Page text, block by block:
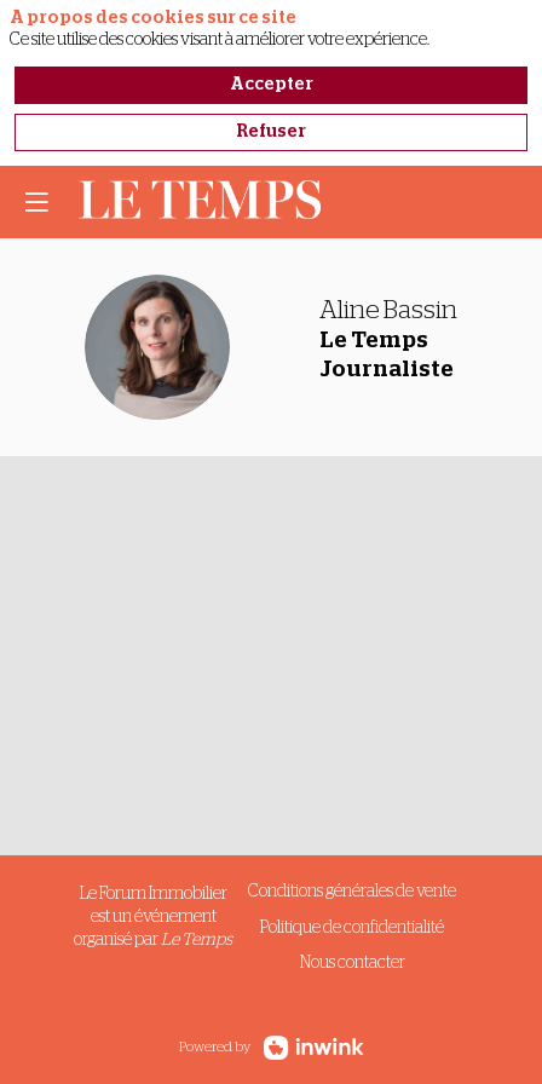
AB
Aline Bassin
Le Temps
Journaliste
Le Forum Immobilier
est un événement
organisé parLe Temps
Conditions générales de vente
Politique de confidentialité
Nous contacter
Powered by
A propos des cookies sur ce site
Ce site utilise des cookies visant à améliorer votre expérience.
Accepter
Refuser